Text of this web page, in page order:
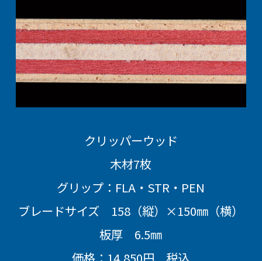
クリッパーウッド
木材7枚
グリップ：FLA・STR・PEN
ブレードサイズ 158（縦）×150㎜（横）
板厚 6.5㎜
価格：14,850円 税込